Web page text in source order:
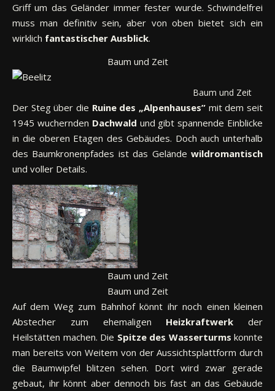
Griff um das Geländer immer fester wurde. Schwindelfrei
muss man definitiv sein, aber von oben bietet sich ein
wirklich fantastischer Ausblick.
Baum und Zeit
Baum und Zeit
Der Steg über die Ruine des „Alpenhauses” mit dem seit
1945 wuchernden Dachwald und gibt spannende Einblicke
in die oberen Etagen des Gebäudes. Doch auch unterhalb
des Baumkronenpfades ist das Gelände wildromantisch
und voller Details.
Baum und Zeit
Baum und Zeit
Auf dem Weg zum Bahnhof könnt ihr noch einen kleinen
Abstecher zum ehemaligen Heizkraftwerk der
Heilstätten machen. Die Spitze des Wasserturms konnte
man bereits von Weitem von der Aussichtsplattform durch
die Baumwipfel blitzen sehen. Dort wird zwar gerade
gebaut, ihr könnt aber dennoch bis fast an das Gebäude